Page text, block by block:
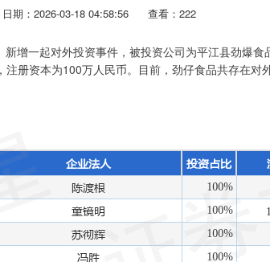
日期：2026-03-18 04:58:56 查看：222
增一起对外投资事件，被投资公司为平江县劲爆食
册资本为100万人民币。目前，劲仔食品共存在对